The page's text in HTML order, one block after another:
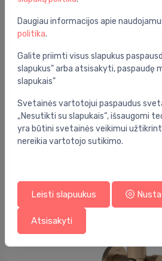
⬤Bidete dušelio kompl 1jet E
žarna 1250 mm, matinis juodas
169.00 € 219.00 €
Nuolaida -22%
Daugiau informacijos apie
politika.
Galite priimti visus slapukus
slapukus" arba atsisakyti, paspaudę
slapukais"
Svetainės vartotojui paspaudus
„Nesutikti su slapukais“, išsaugomi
yra būtini svetainės veikimui
nereikia vartotojo sutikimo.
Leisti slapuukus
Atsisakyti